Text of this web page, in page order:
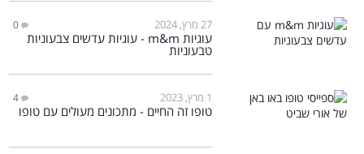
27 מרץ, 2024 0
עוגיות m&m - עוגיות עדשים צבעוניות
טבעוניות
1 מרץ, 2023 4
טופו זה החיים - מתכונים מעולים עם טופו